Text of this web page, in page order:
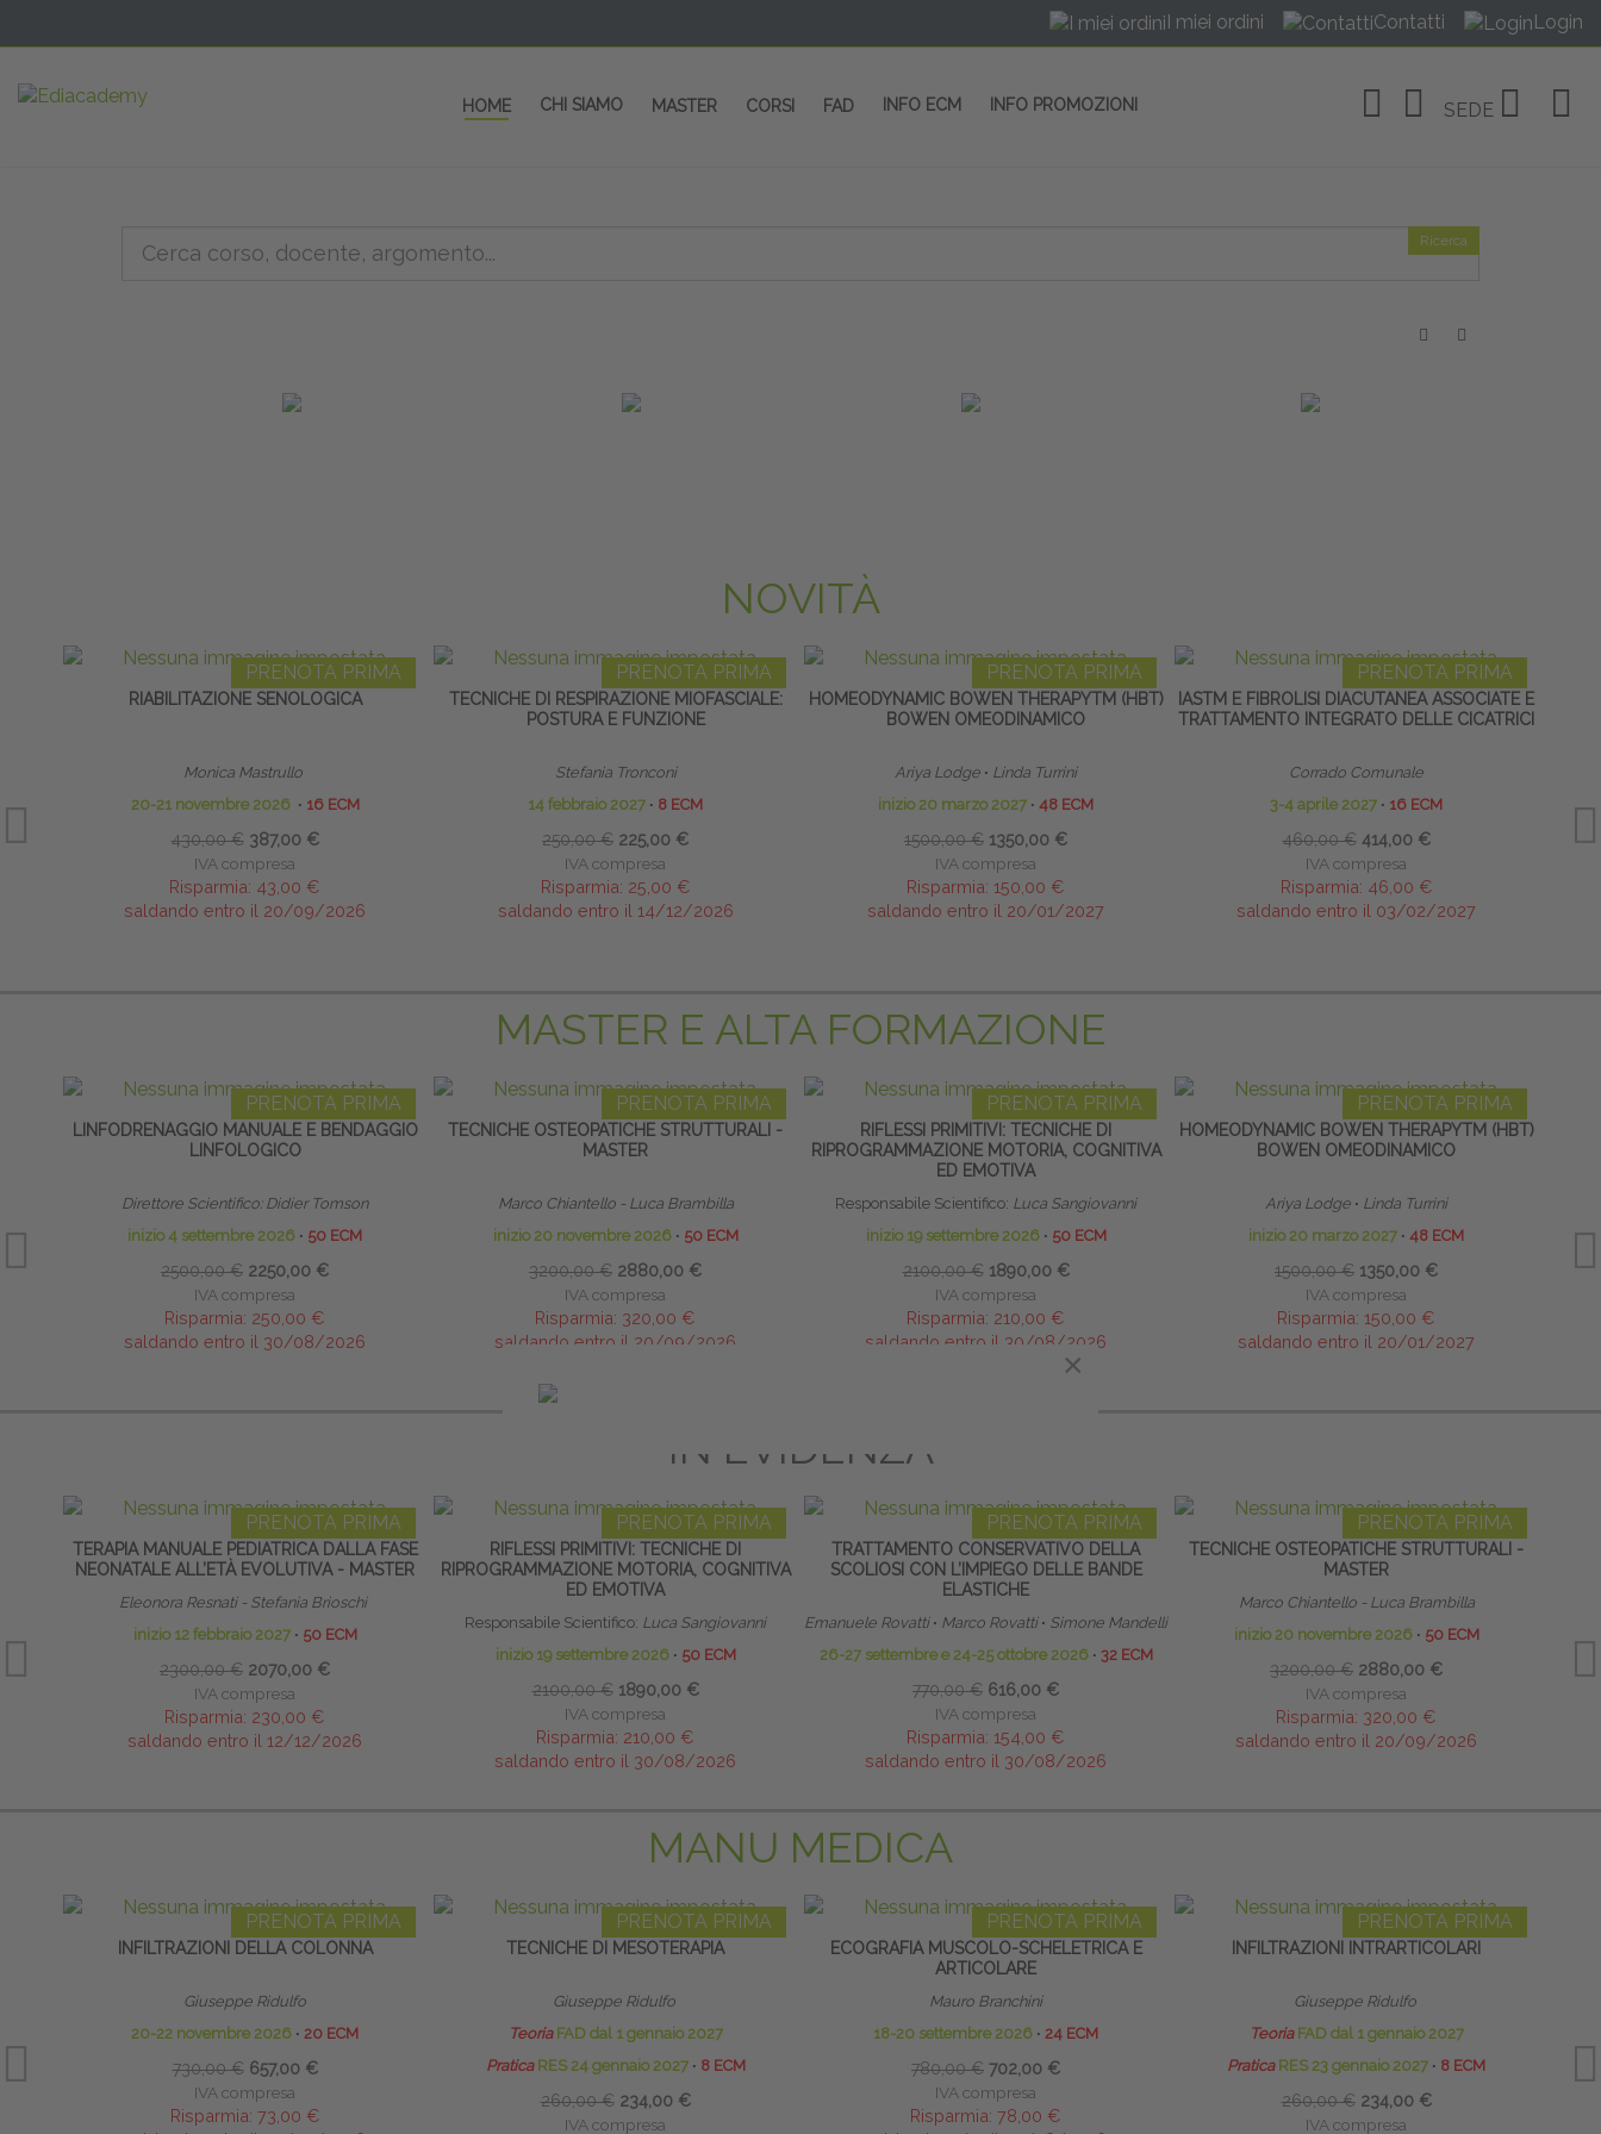
I miei ordini Contatti Login
HOME CHI SIAMO MASTER CORSI FAD INFO ECM INFO PROMOZIONI SEDE
Ricerca
NOVITÀ
PRENOTA PRIMA
RIABILITAZIONE SENOLOGICA
Monica Mastrullo
20-21 novembre 2026 ∙ 16 ECM
430,00 € 387,00 €
IVA compresa
Risparmia: 43,00 €
saldando entro il 20/09/2026
PRENOTA PRIMA
TECNICHE DI RESPIRAZIONE MIOFASCIALE:
POSTURA E FUNZIONE
Stefania Tronconi
14 febbraio 2027 ∙ 8 ECM
250,00 € 225,00 €
IVA compresa
Risparmia: 25,00 €
saldando entro il 14/12/2026
PRENOTA PRIMA
HOMEODYNAMIC BOWEN THERAPYTM (HBT)
BOWEN OMEODINAMICO
Ariya Lodge ∙ Linda Turrini
inizio 20 marzo 2027 ∙ 48 ECM
1500,00 € 1350,00 €
IVA compresa
Risparmia: 150,00 €
saldando entro il 20/01/2027
PRENOTA PRIMA
IASTM E FIBROLISI DIACUTANEA ASSOCIATE E
TRATTAMENTO INTEGRATO DELLE CICATRICI
Corrado Comunale
3-4 aprile 2027 ∙ 16 ECM
460,00 € 414,00 €
IVA compresa
Risparmia: 46,00 €
saldando entro il 03/02/2027
MASTER E ALTA FORMAZIONE
PRENOTA PRIMA
LINFODRENAGGIO MANUALE E BENDAGGIO
LINFOLOGICO
Direttore Scientifico: Didier Tomson
inizio 4 settembre 2026 ∙ 50 ECM
2500,00 € 2250,00 €
IVA compresa
Risparmia: 250,00 €
saldando entro il 30/08/2026
PRENOTA PRIMA
TECNICHE OSTEOPATICHE STRUTTURALI -
MASTER
Marco Chiantello - Luca Brambilla
inizio 20 novembre 2026 ∙ 50 ECM
3200,00 € 2880,00 €
IVA compresa
Risparmia: 320,00 €
saldando entro il 20/09/2026
PRENOTA PRIMA
RIFLESSI PRIMITIVI: TECNICHE DI
RIPROGRAMMAZIONE MOTORIA, COGNITIVA
ED EMOTIVA
Responsabile Scientifico: Luca Sangiovanni
inizio 19 settembre 2026 ∙ 50 ECM
2100,00 € 1890,00 €
IVA compresa
Risparmia: 210,00 €
saldando entro il 30/08/2026
PRENOTA PRIMA
HOMEODYNAMIC BOWEN THERAPYTM (HBT)
BOWEN OMEODINAMICO
Ariya Lodge ∙ Linda Turrini
inizio 20 marzo 2027 ∙ 48 ECM
1500,00 € 1350,00 €
IVA compresa
Risparmia: 150,00 €
saldando entro il 20/01/2027
IN EVIDENZA
PRENOTA PRIMA
TERAPIA MANUALE PEDIATRICA DALLA FASE
NEONATALE ALL’ETÀ EVOLUTIVA - MASTER
Eleonora Resnati - Stefania Brioschi
inizio 12 febbraio 2027 ∙ 50 ECM
2300,00 € 2070,00 €
IVA compresa
Risparmia: 230,00 €
saldando entro il 12/12/2026
PRENOTA PRIMA
RIFLESSI PRIMITIVI: TECNICHE DI
RIPROGRAMMAZIONE MOTORIA, COGNITIVA
ED EMOTIVA
Responsabile Scientifico: Luca Sangiovanni
inizio 19 settembre 2026 ∙ 50 ECM
2100,00 € 1890,00 €
IVA compresa
Risparmia: 210,00 €
saldando entro il 30/08/2026
PRENOTA PRIMA
TRATTAMENTO CONSERVATIVO DELLA
SCOLIOSI CON L’IMPIEGO DELLE BANDE
ELASTICHE
Emanuele Rovatti ∙ Marco Rovatti ∙ Simone Mandelli
26-27 settembre e 24-25 ottobre 2026 ∙ 32 ECM
770,00 € 616,00 €
IVA compresa
Risparmia: 154,00 €
saldando entro il 30/08/2026
PRENOTA PRIMA
TECNICHE OSTEOPATICHE STRUTTURALI -
MASTER
Marco Chiantello - Luca Brambilla
inizio 20 novembre 2026 ∙ 50 ECM
3200,00 € 2880,00 €
IVA compresa
Risparmia: 320,00 €
saldando entro il 20/09/2026
MANU MEDICA
PRENOTA PRIMA
INFILTRAZIONI DELLA COLONNA
Giuseppe Ridulfo
20-22 novembre 2026 ∙ 20 ECM
730,00 € 657,00 €
IVA compresa
Risparmia: 73,00 €
PRENOTA PRIMA
TECNICHE DI MESOTERAPIA
Giuseppe Ridulfo
Teoria FAD dal 1 gennaio 2027
PraticaRES 24 gennaio 2027 ∙ 8 ECM
260,00 € 234,00 €
IVA compresa
PRENOTA PRIMA
ECOGRAFIA MUSCOLO-SCHELETRICA E
ARTICOLARE
Mauro Branchini
18-20 settembre 2026 ∙ 24 ECM
780,00 € 702,00 €
IVA compresa
Risparmia: 78,00 €
PRENOTA PRIMA
INFILTRAZIONI INTRARTICOLARI
Giuseppe Ridulfo
Teoria FAD dal 1 gennaio 2027
PraticaRES 23 gennaio 2027 ∙ 8 ECM
260,00 € 234,00 €
IVA compresa
×
×